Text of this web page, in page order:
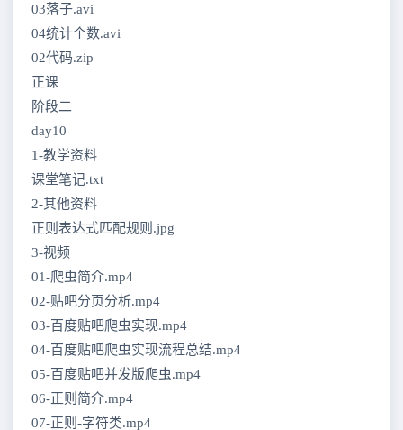
03落子.avi
04统计个数.avi
02代码.zip
正课
阶段二
day10
1-教学资料
课堂笔记.txt
2-其他资料
正则表达式匹配规则.jpg
3-视频
01-爬虫简介.mp4
02-贴吧分页分析.mp4
03-百度贴吧爬虫实现.mp4
04-百度贴吧爬虫实现流程总结.mp4
05-百度贴吧并发版爬虫.mp4
06-正则简介.mp4
07-正则-字符类.mp4